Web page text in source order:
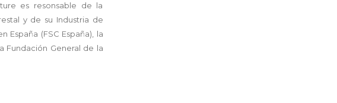
es resonsable de la
y de su Industria de
España (FSC España), la
Fundación General de la